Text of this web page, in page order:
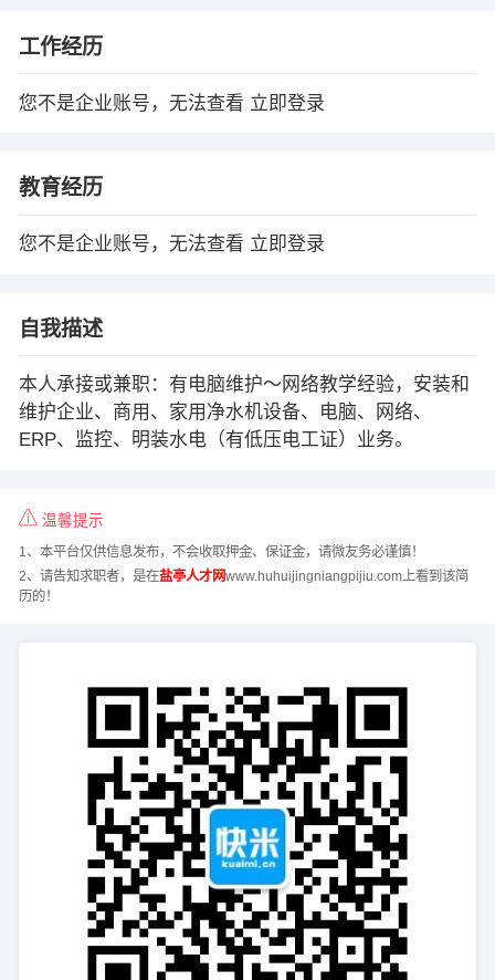
工作经历
您不是企业账号，无法查看 立即登录
教育经历
您不是企业账号，无法查看 立即登录
自我描述
本人承接或兼职：有电脑维护～网络教学经验，安装和
维护企业、商用、家用净水机设备、电脑、网络、
ERP、监控、明装水电（有低压电工证）业务。
温馨提示
1、本平台仅供信息发布，不会收取押金、保证金，请微友务必谨慎！
2、请告知求职者，是在盐亭人才网www.huhuijingniangpijiu.com上看到该简
历的！